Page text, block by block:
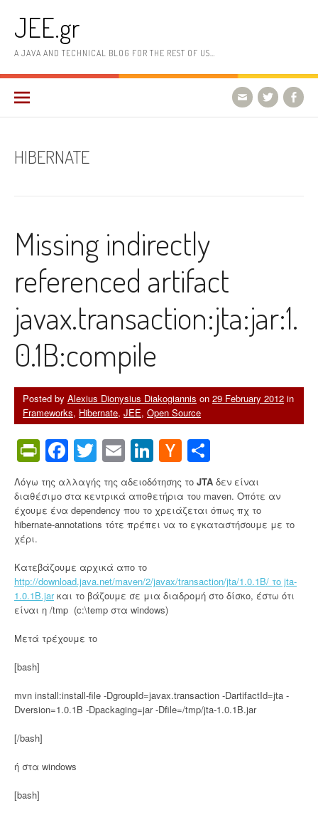
content
JEE.gr
A JAVA AND TECHNICAL BLOG FOR THE REST OF US…
HIBERNATE
Missing indirectly
referenced artifact
javax.transaction:jta:jar:1.
0.1B:compile
Posted by Alexius Dionysius Diakogiannis on 29 February 2012 in
Frameworks, Hibernate, JEE, Open Source
PrintFriendly
Facebook
Twitter
EmailLinkedIn
Hacker
News
Λόγω της αλλαγής της αδειοδότησης το JTA δεν είναι
διαθέσιμο στα κεντρικά αποθετήρια του maven. Οπότε αν
έχουμε ένα dependency που το χρειάζεται όπως πχ το
hibernate-annotations τότε πρέπει να το εγκαταστήσουμε με το
χέρι.
Κατεβάζουμε αρχικά απο το
http://download.java.net/maven/2/javax/transaction/jta/1.0.1B/ το jta-
1.0.1B.jarκαι το βάζουμε σε μια διαδρομή στο δίσκο, έστω ότι
είναι η /tmp (c:\temp στα windows)
Μετά τρέχουμε το
[bash]
mvn install:install-file -DgroupId=javax.transaction -DartifactId=jta -
Dversion=1.0.1B -Dpackaging=jar -Dfile=/tmp/jta-1.0.1B.jar
[/bash]
ή στα windows
[bash]